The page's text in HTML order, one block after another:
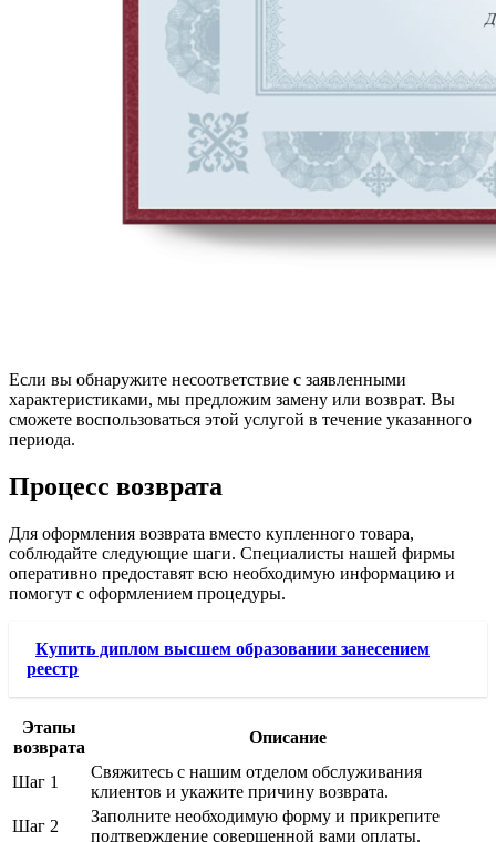
Если вы обнаружите несоответствие с заявленными
характеристиками, мы предложим замену или возврат. Вы
сможете воспользоваться этой услугой в течение указанного
периода.
Процесс возврата
Для оформления возврата вместо купленного товара,
соблюдайте следующие шаги. Специалисты нашей фирмы
оперативно предоставят всю необходимую информацию и
помогут с оформлением процедуры.
Купить диплом высшем образовании занесением
реестр
Этапы
возврата
Описание
Шаг 1
Свяжитесь с нашим отделом обслуживания
клиентов и укажите причину возврата.
Шаг 2
Заполните необходимую форму и прикрепите
подтверждение совершенной вами оплаты.